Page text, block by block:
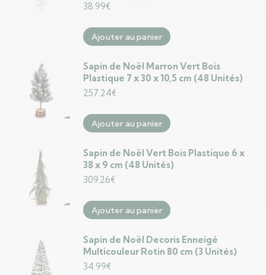
38.99€
Ajouter au panier
Sapin de Noël Marron Vert Bois
Plastique 7 x 30 x 10,5 cm (48 Unités)
257.24€
Ajouter au panier
Sapin de Noël Vert Bois Plastique 6 x
38 x 9 cm (48 Unités)
309.26€
Ajouter au panier
Sapin de Noël Decoris Enneigé
Multicouleur Rotin 80 cm (3 Unités)
34.99€